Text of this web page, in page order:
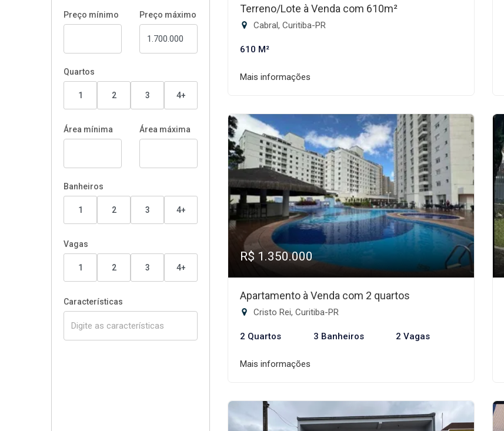
Preço mínimo Preço máximo
Quartos
1 2 3 4+
Área mínima Área máxima
Banheiros
1 2 3 4+
Vagas
1 2 3 4+
Características
Terreno/Lote à Venda com 610m²
Cabral, Curitiba-PR
610 M²
Mais informações
R$ 1.350.000
Apartamento à Venda com 2 quartos
Cristo Rei, Curitiba-PR
2 Quartos 3 Banheiros 2 Vagas
Mais informações